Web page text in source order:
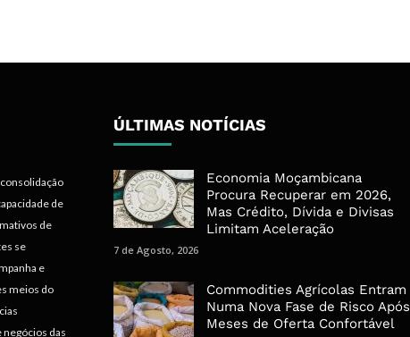
de
de
se
e
meios do
das
ÚLTIMAS NOTÍCIAS
Economia Moçambicana
Procura Recuperar em 2026,
Mas Crédito, Dívida e Divisas
Limitam Aceleração
7 de Agosto, 2026
Commodities Agrícolas Entram
Numa Nova Fase de Risco Após
Meses de Oferta Confortável